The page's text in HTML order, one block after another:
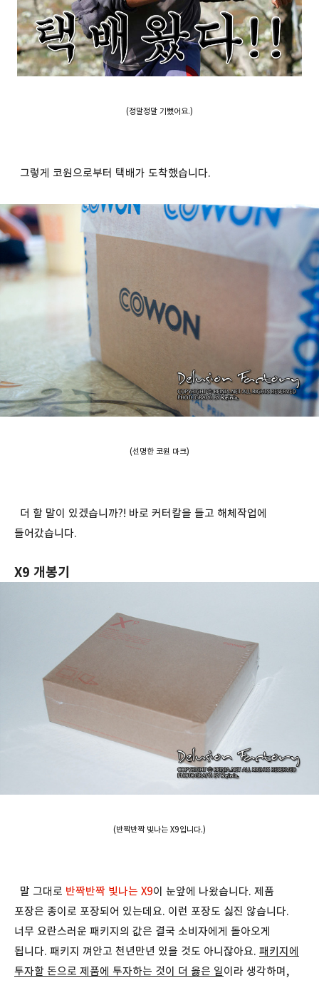
(정말정말 기뻤어요.)
그렇게 코원으로부터 택배가 도착했습니다.
(선명한 코원 마크)
더 할 말이 있겠습니까?! 바로 커터칼을 들고 해체작업에
들어갔습니다.
X9 개봉기
(반짝반짝 빛나는 X9입니다.)
말 그대로 반짝반짝 빛나는 X9이 눈앞에 나왔습니다. 제품
포장은 종이로 포장되어 있는데요. 이런 포장도 싫진 않습니다.
너무 요란스러운 패키지의 값은 결국 소비자에게 돌아오게
됩니다. 패키지 껴안고 천년만년 있을 것도 아니잖아요. 패키지에
투자할 돈으로 제품에 투자하는 것이 더 옳은 일이라 생각하며,